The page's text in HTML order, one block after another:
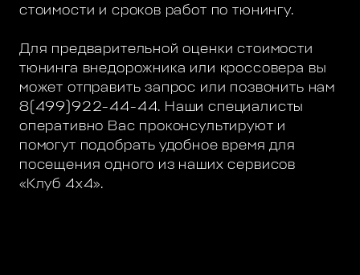
стоимости и сроков работ по тюнингу.
Для предварительной оценки стоимости
тюнинга внедорожника или кроссовера вы
может отправить запрос или позвонить нам
8(499)922-44-44. Наши специалисты
оперативно Вас проконсультируют и
помогут подобрать удобное время для
посещения одного из наших сервисов
«Клуб 4х4».